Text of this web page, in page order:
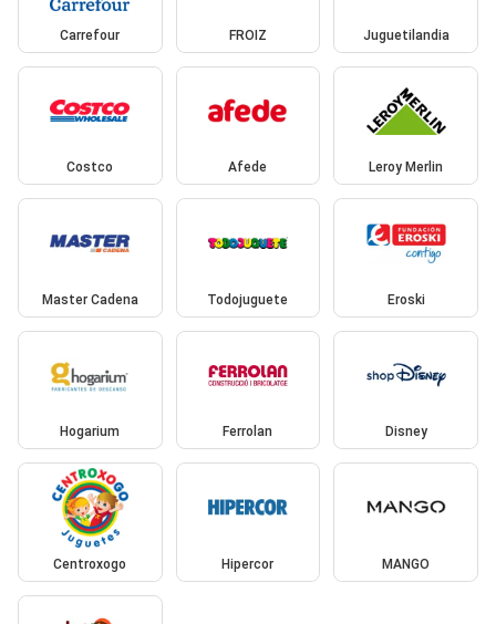
Carrefour FROIZ Juguetilandia
Costco Afede Leroy Merlin
Master Cadena Todojuguete Eroski
Hogarium Ferrolan Disney
Centroxogo Hipercor MANGO